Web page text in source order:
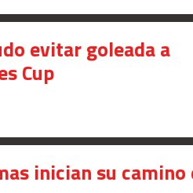
evitar goleada a
Cup
inician su camino